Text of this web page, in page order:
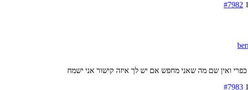
#7982
ואין שם מה שאני מחפש אם יש לך איזה קישור אני ישמח
#7983